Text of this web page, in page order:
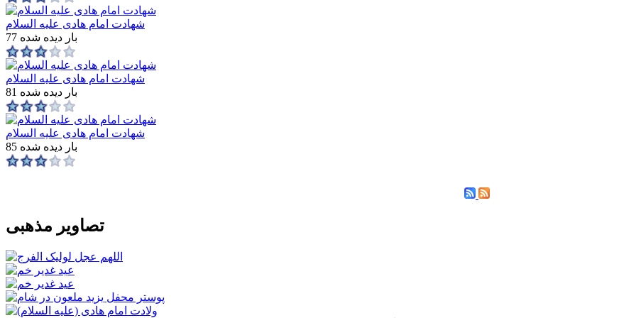
شهادت امام هادی علیه السلام
77 بار دیده شده
شهادت امام هادی علیه السلام
81 بار دیده شده
شهادت امام هادی علیه السلام
85 بار دیده شده
تصاویر مذهبی